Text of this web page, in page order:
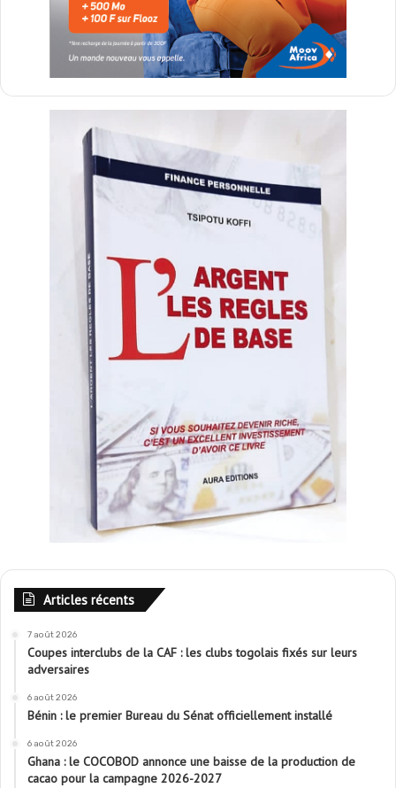
Articles récents
7 août 2026
Coupes interclubs de la CAF : les clubs togolais fixés sur leurs
adversaires
6 août 2026
Bénin : le premier Bureau du Sénat officiellement installé
6 août 2026
Ghana : le COCOBOD annonce une baisse de la production de
cacao pour la campagne 2026-2027